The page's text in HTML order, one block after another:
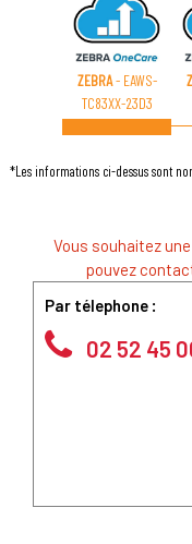
ZEBRA- EAWS-
TC83XX-23D3
*Les informations ci-dessus sont
Vous souhaitez
pouvez
Par télephone :
02 52 45